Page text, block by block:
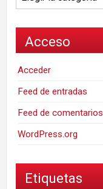
Acceso
Acceder
Feed de entradas
Feed de comentarios
WordPress.org
Etiquetas